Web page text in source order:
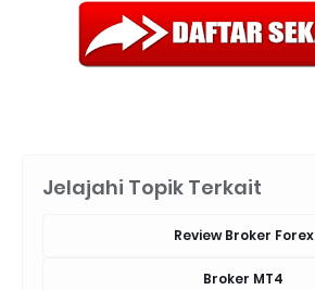
Jelajahi Topik Terkait
Review Broker Forex
Broker MT4